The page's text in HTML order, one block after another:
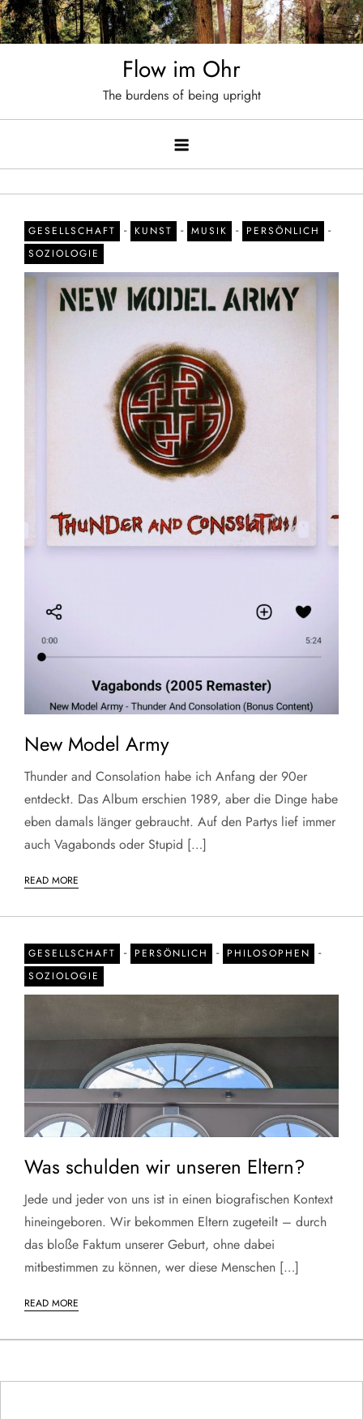
Skip
to
Flow im Ohr
The burdens of being upright
GESELLSCHAFT - KUNST - MUSIK - PERSÖNLICH -
SOZIOLOGIE
New Model Army
Thunder and Consolation habe ich Anfang der 90er
entdeckt. Das Album erschien 1989, aber die Dinge habe
eben damals länger gebraucht. Auf den Partys lief immer
auch Vagabonds oder Stupid […]
READ MORE
GESELLSCHAFT - PERSÖNLICH - PHILOSOPHEN -
SOZIOLOGIE
Was schulden wir unseren Eltern?
Jede und jeder von uns ist in einen biografischen Kontext
hineingeboren. Wir bekommen Eltern zugeteilt – durch
das bloße Faktum unserer Geburt, ohne dabei
mitbestimmen zu können, wer diese Menschen […]
READ MORE